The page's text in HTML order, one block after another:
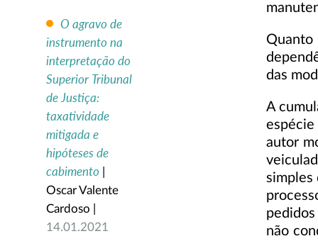
O agravo de
instrumento na
interpretação do
Superior Tribunal
de Justiça:
taxatividade
mitigada e
hipóteses de
cabimento
Oscar Valente
Cardoso |
14.01.2021
das
A
autor
simples
não